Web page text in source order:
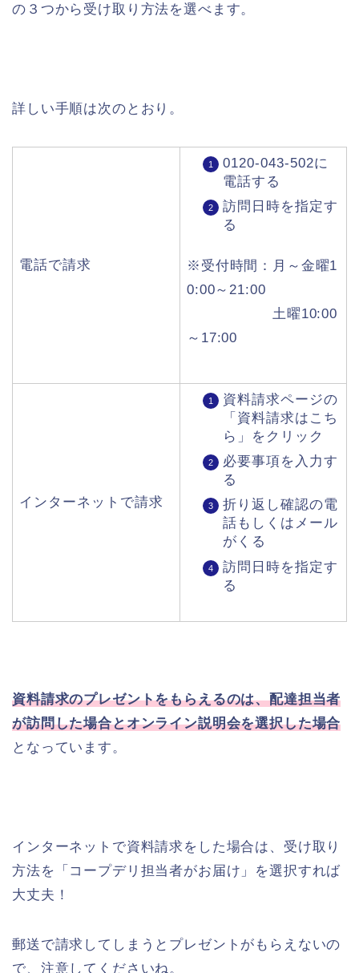
の３つから受け取り方法を選べます。
詳しい手順は次のとおり。
電話で請求
0120-043-502に
電話する
訪問日時を指定す
る
※受付時間：月～金曜1
0:00～21:00
土曜10:00
～17:00
インターネットで請求
資料請求ページの
「資料請求はこち
ら」をクリック
必要事項を入力す
る
折り返し確認の電
話もしくはメール
がくる
訪問日時を指定す
る
資料請求のプレゼントをもらえるのは、配達担当者
が訪問した場合とオンライン説明会を選択した場合
となっています。
インターネットで資料請求をした場合は、受け取り
方法を「コープデリ担当者がお届け」を選択すれば
大丈夫！
郵送で請求してしまうとプレゼントがもらえないの
で、注意してくださいね。